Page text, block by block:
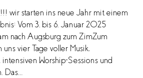
wir starten ins neue Jahr mit einem
Vom 3. bis 6. Januar 2025
nach Augsburg zum ZimZum
uns vier Tage voller Musik,
Worship-Sessions und
Das…